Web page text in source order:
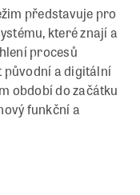
představuje pro
které znají a
procesů
původní a digitální
období do začátku
funkční a